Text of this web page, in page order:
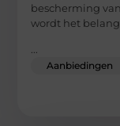
bescherming
wordt het belang
...
Aanbiedingen